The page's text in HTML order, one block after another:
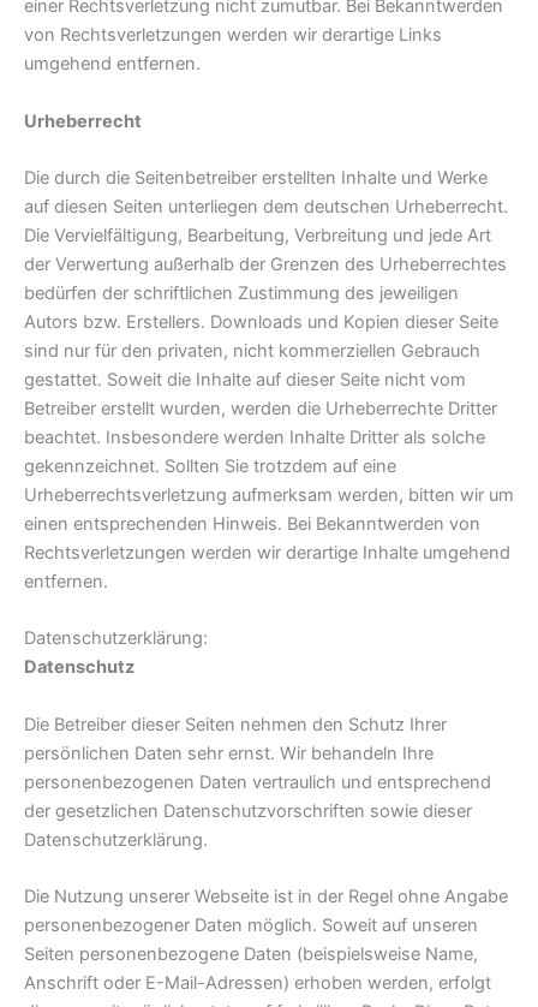
einer Rechtsverletzung nicht zumutbar. Bei Bekanntwerden
von Rechtsverletzungen werden wir derartige Links
umgehend entfernen.
Urheberrecht
Die durch die Seitenbetreiber erstellten Inhalte und Werke
auf diesen Seiten unterliegen dem deutschen Urheberrecht.
Die Vervielfältigung, Bearbeitung, Verbreitung und jede Art
der Verwertung außerhalb der Grenzen des Urheberrechtes
bedürfen der schriftlichen Zustimmung des jeweiligen
Autors bzw. Erstellers. Downloads und Kopien dieser Seite
sind nur für den privaten, nicht kommerziellen Gebrauch
gestattet. Soweit die Inhalte auf dieser Seite nicht vom
Betreiber erstellt wurden, werden die Urheberrechte Dritter
beachtet. Insbesondere werden Inhalte Dritter als solche
gekennzeichnet. Sollten Sie trotzdem auf eine
Urheberrechtsverletzung aufmerksam werden, bitten wir um
einen entsprechenden Hinweis. Bei Bekanntwerden von
Rechtsverletzungen werden wir derartige Inhalte umgehend
entfernen.
Datenschutzerklärung:
Datenschutz
Die Betreiber dieser Seiten nehmen den Schutz Ihrer
persönlichen Daten sehr ernst. Wir behandeln Ihre
personenbezogenen Daten vertraulich und entsprechend
der gesetzlichen Datenschutzvorschriften sowie dieser
Datenschutzerklärung.
Die Nutzung unserer Webseite ist in der Regel ohne Angabe
personenbezogener Daten möglich. Soweit auf unseren
Seiten personenbezogene Daten (beispielsweise Name,
Anschrift oder E-Mail-Adressen) erhoben werden, erfolgt